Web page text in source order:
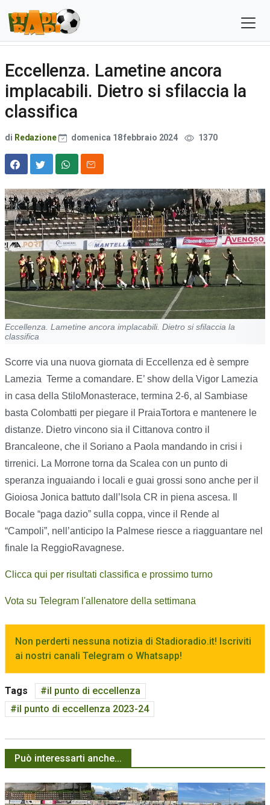
Eccellenza. Lametine ancora
implacabili. Dietro si sfilaccia la
classifica
di Redazione domenica 18 febbraio 2024 1370
Eccellenza. Lametine ancora implacabili. Dietro si sfilaccia la
classifica
Scorre via una nuova giornata di Eccellenza ed è sempre
Lamezia Terme a comandare. E’ show della Vigor Lamezia
in casa della StiloMonasterace, termina 2-6, al Sambiase
basta Colombatti per piegare il PraiaTortora e mantenere le
distanze. Dietro vincono sia il Cittanova contro il
Brancaleone, che il Soriano a Paola mandando in crisi i
tirrenici. La Morrone torna da Scalea con un punto di
speranza inguaiando i locali e guai grossi sono anche per il
Gioiosa Jonica battuto dall’Isola CR in piena ascesa. Il
Bocale “paga dazio” sulla coppa, vince il Rende al
“Campoli”, nell’anticipo la Palmese riesce a riagguantare nel
finale la ReggioRavagnese.
Clicca qui per risultati classifica e prossimo turno
Vota su Telegram l'allenatore della settimana
Non perderti nessuna notizia di Stadioradio.it! Iscriviti
ai nostri canali Telegram o Whatsapp!
Tags
il punto di eccellenza
il punto di eccellenza 2023-24
Può interessarti anche...